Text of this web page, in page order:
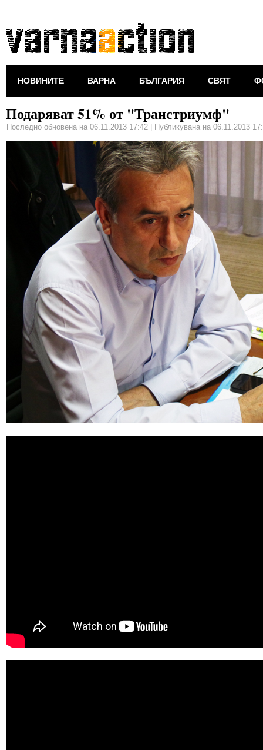
НОВИНИТЕ ВАРНА БЪЛГАРИЯ СВЯТ
Подаряват 51% от "Транстриумф"
Последно обновена на 06.11.2013 17:42 Публикувана на 06.11.2013